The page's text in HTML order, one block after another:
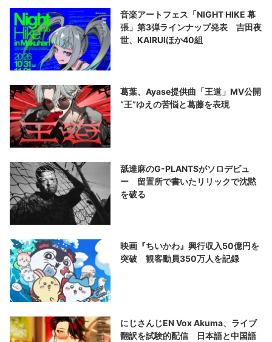
音楽アートフェス「NIGHT HIKE 幕
張」第3弾ラインナップ発表 吉田夜
世、KAIRUIほか40組
葛葉、Ayase提供曲「王道」MV公開
“王”ゆえの苦悩と葛藤を表現
舐達麻のG-PLANTSがソロデビュ
ー 留置所で書いたリリックで沈黙
を破る
映画『ちいかわ』興行収入50億円を
突破 観客動員350万人を記録
にじさんじEN Vox Akuma、ライブ
翻訳を試験的配信 日本語と中国語